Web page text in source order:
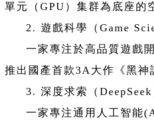
單元（GPU）集群為底座的
2. 遊戲科學（Game
一家專注於高品質遊戲
推出國產首款3A大作《黑神
3. 深度求索（DeepSeek
一家專注通用人工智能